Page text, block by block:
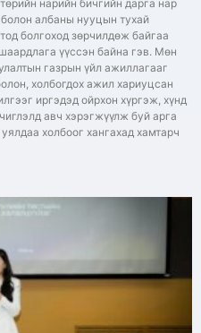
нарийн бичгийн дарга нар
албаны нууцын тухай
болгоход зөрчилдөж байгаа
үүссэн байна гэв. Мөн
газрын үйл ажиллагааг
холбогдох ажил хариуцсан
иргэдэд ойрхон хүргэж, хүнд
авч хэрэгжүүлж буй арга
холбоог хангахад хамтарч